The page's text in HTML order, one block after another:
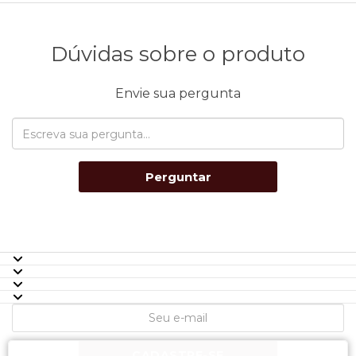
Dúvidas sobre o produto
Envie sua pergunta
Perguntar